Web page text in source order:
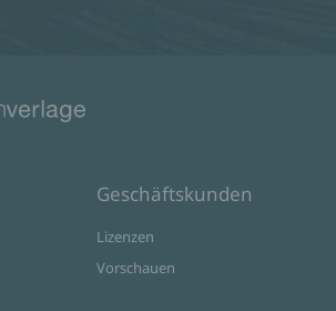
Geschäftskunden
Lizenzen
Vorschauen